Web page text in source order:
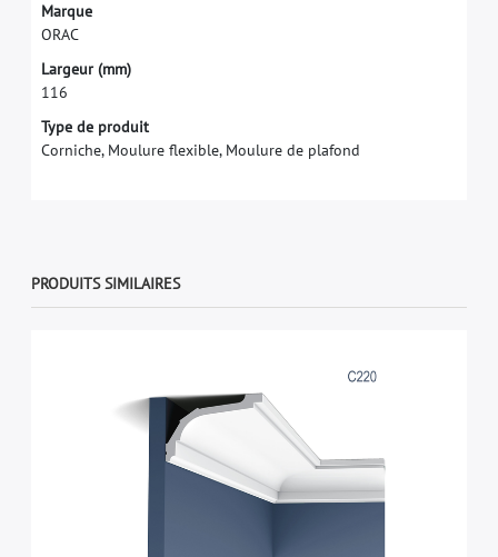
Marque
ORAC
Largeur (mm)
116
Type de produit
Corniche, Moulure flexible, Moulure de plafond
PRODUITS SIMILAIRES